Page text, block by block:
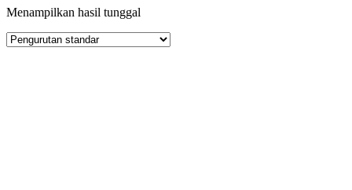
Menampilkan hasil tunggal